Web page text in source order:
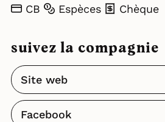
CB Espèces Chèque
suivez la compagnie
Site web
Facebook